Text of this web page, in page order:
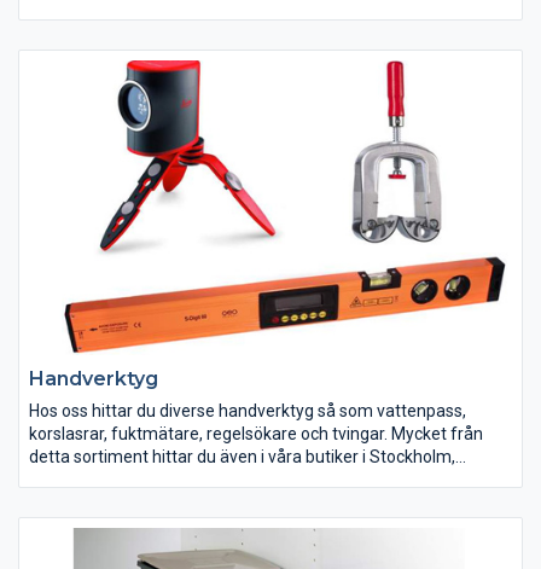
dolda gångjärn, fjädergångjärn, överfalsgångjärn,
pianogångjärn och gångjärn för glasdörrar. Självklart säljer vi
Blums populära CLIP top gångjärn. Vi har även borrmallar som
gör ditt monteringsjobb enklare.
Handverktyg
Hos oss hittar du diverse handverktyg så som vattenpass,
korslasrar, fuktmätare, regelsökare och tvingar. Mycket från
detta sortiment hittar du även i våra butiker i Stockholm,